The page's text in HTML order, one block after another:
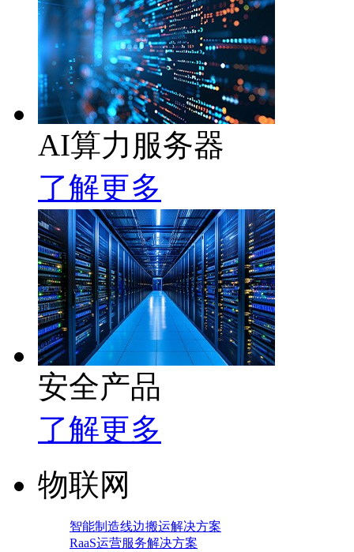
AI算力服务器
了解更多
安全产品
了解更多
物联网
智能制造线边搬运解决方案
RaaS运营服务解决方案